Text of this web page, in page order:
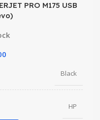
PRO M175 USB
Black
HP